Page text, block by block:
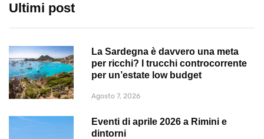
Ultimi post
La Sardegna è davvero una meta
per ricchi? I trucchi controcorrente
per un’estate low budget
Agosto 7, 2026
Eventi di aprile 2026 a Rimini e
dintorni